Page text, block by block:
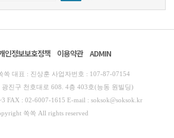
인정보보호정책 이용약관 ADMIN
쏙 대표 : 진상훈 사업자번호 : 107-87-07154
진구 천호대로 608. 4층 403호(능동 원빌딩)
FAX : 02-6007-1615 E-mail : soksok@soksok.kr
쏙쏙 All rights reserved